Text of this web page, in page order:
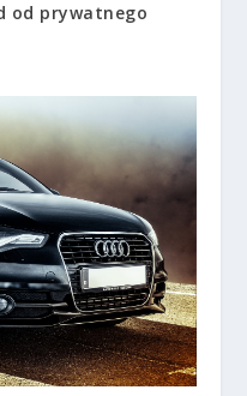
od prywatnego